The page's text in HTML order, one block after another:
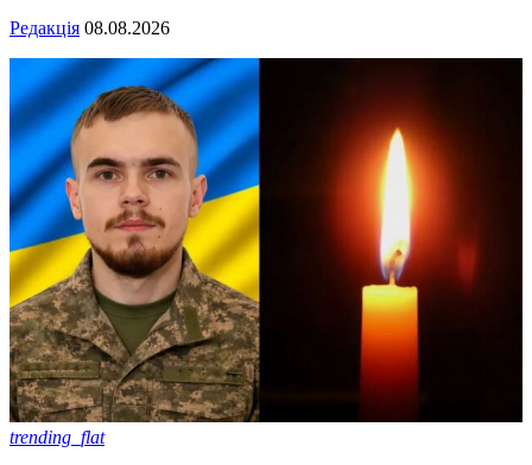
Редакція 08.08.2026
trending_flat